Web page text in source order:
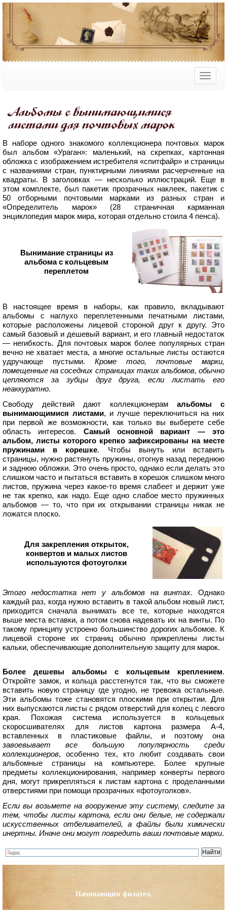
Альбомы с вынимающимися
листами для почтовых марок
В наборе одного знакомого коллекционера почтовых марок
был альбом «Ураган»: маленький, на скрепках, картонная
обложка с изображением истребителя «спитфайр» и страницы
с названиями стран, пунктирными линиями расчерченные на
квадраты. В заголовках — несколько иллюстраций. Еще в
этом комплекте, был пакетик прозрачных наклеек, пакетик с
50 отборными почтовыми марками из разных стран и
«Определитель марок» (28 страничная карманная
энциклопедия марок мира, которая отдельно стоила 4 пенса).
Вынимание страницы из
альбома с кольцевым
переплетом
В настоящее время в наборы, как правило, вкладывают
альбомы с наглухо переплетенными печатными листами,
которые расположены лицевой стороной друг к другу. Это
самый базовый и дешевый вариант, и его главный недостаток
— негибкость. Для почтовых марок более популярных стран
вечно не хватает места, а многие остальные листы остаются
удручающе пустыми. Кроме того, почтовые марки,
помещенные на соседних страницах таких альбомов, обычно
цепляются за зубцы друг друга, если листать его
неаккуратно.
Свободу действий дают коллекционерам альбомы с
вынимающимися листами, и лучше переключиться на них
при первой же возможности, как только вы выберете себе
область интересов. Самый основной вариант — это
альбом, листы которого крепко зафиксированы на месте
пружинами в корешке. Чтобы вынуть или вставить
страницы, нужно растянуть пружины, отогнув назад переднюю
и заднюю обложки. Это очень просто, однако если делать это
слишком часто и пытаться вставить в корешок слишком много
листов, пружина через какое-то время слабеет и держит уже
не так крепко, как надо. Еще одно слабое место пружинных
альбомов — то, что при их открывании страницы никак не
ложатся плоско.
Для закрепления открыток,
конвертов и малых листов
используются фотоуголки
Этого недостатка нет у альбомов на винтах. Однако
каждый раз, когда нужно вставить в такой альбом новый лист,
приходится сначала вынимать все те, которые находятся
выше места вставки, а потом снова надевать их на винты. По
такому принципу устроено большинство дорогих альбомов. К
лицевой стороне их страниц обычно прикреплены листы
кальки, обеспечивающие дополнительную защиту для марок.
Более дешевы альбомы с кольцевым креплением.
Откройте замок, и кольца расстегнутся так, что вы сможете
вставить новую страницу где угодно, не тревожа остальные.
Эти альбомы тоже становятся плоскими при открытии. Для
них выпускаются листы с рядом отверстий для колец с левого
края. Похожая система используется в кольцевых
скоросшивателях для листов картона размера А-4,
вставленных в пластиковые файлы, и поэтому она
завоевывает все большую популярность среди
коллекционеров, особенно тех, кто любит создавать свои
альбомные страницы на компьютере. Более крупные
предметы коллекционирования, например конверты первого
дня, могут прикрепляться к листам картона с проделанными
отверстиями при помощи прозрачных «фотоуголков».
Если вы возьмете на вооружение эту систему, следите за
тем, чтобы листы картона, если они белые, не содержали
искусственных отбеливателей, а файлы были химически
инертны. Иначе они могут повредить ваши почтовые марки.
Начинающим филател.